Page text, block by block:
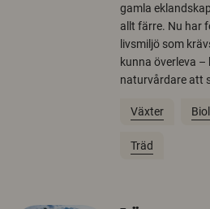
gamla
allt färre. Nu har
livsmiljö som
kunna överleva –
naturvårdare att
Växter
Träd